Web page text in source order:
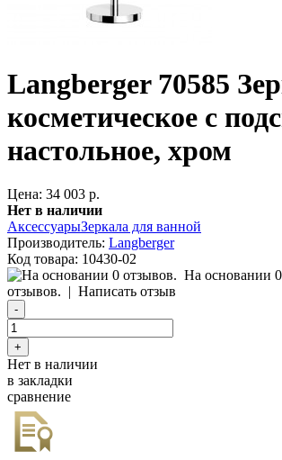
Langberger 70585
косметическое с
настольное, хром
Цена: 34 003 р.
Нет в наличии
АксессуарыЗеркала для ванной
Производитель: Langberger
Код товара: 10430-02
На основании 0
отзывов. | Написать отзыв
Нет в наличии
в закладки
сравнение